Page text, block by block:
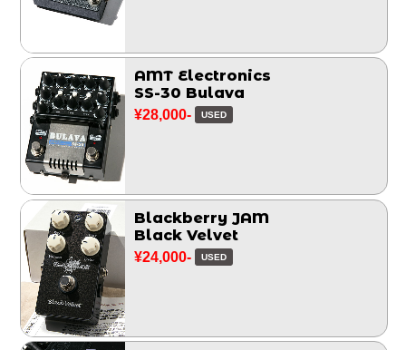
AMT Electronics
SS-30 Bulava
¥28,000- USED
Blackberry JAM
Black Velvet
¥24,000- USED